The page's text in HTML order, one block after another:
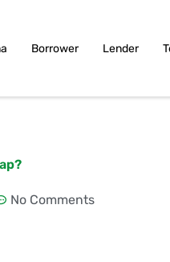
Borrower Lender
No Comments